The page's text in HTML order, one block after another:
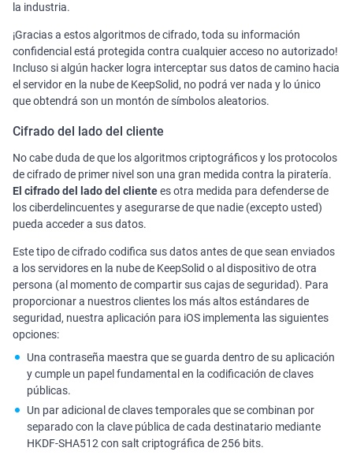
la industria.
¡Gracias a estos algoritmos de cifrado, toda su información
confidencial está protegida contra cualquier acceso no autorizado!
Incluso si algún hacker logra interceptar sus datos de camino hacia
el servidor en la nube de KeepSolid, no podrá ver nada y lo único
que obtendrá son un montón de símbolos aleatorios.
Cifrado del lado del cliente
No cabe duda de que los algoritmos criptográficos y los protocolos
de cifrado de primer nivel son una gran medida contra la piratería.
El cifrado del lado del clientees otra medida para defenderse de
los ciberdelincuentes y asegurarse de que nadie (excepto usted)
pueda acceder a sus datos.
Este tipo de cifrado codifica sus datos antes de que sean enviados
a los servidores en la nube de KeepSolid o al dispositivo de otra
persona (al momento de compartir sus cajas de seguridad). Para
proporcionar a nuestros clientes los más altos estándares de
seguridad, nuestra aplicación para iOS implementa las siguientes
opciones:
Una contraseña maestra que se guarda dentro de su aplicación
y cumple un papel fundamental en la codificación de claves
públicas.
Un par adicional de claves temporales que se combinan por
separado con la clave pública de cada destinatario mediante
HKDF-SHA512 con salt criptográfica de 256 bits.